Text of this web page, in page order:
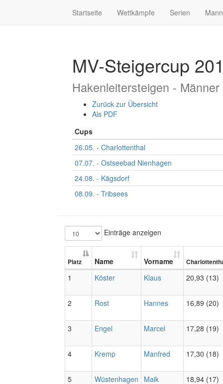
Startseite Wettkämpfe Serien
MV-Steigercup
Hakenleitersteigen - Männer
Zurück zur Übersicht
Als PDF
Cups
26.05. - Charlottenthal
07.07. - Ostseebad Nienhagen
24.08. - Kägsdorf
08.09. - Tribsees
Einträge anzeigen
Platz Name Vorname
1 Köster Klaus 20,93 (13)
2 Rost Hannes 16,89 (20)
3 Engel Marcel 17,28 (19)
4 Kremp Manfred 17,30 (18)
5 Wüstenhagen Maik 18,94 (17)